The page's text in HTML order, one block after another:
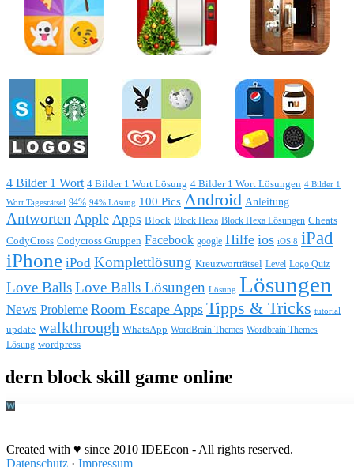
4 Bilder 1 Wort 4 Bilder 1 Wort Lösung 4 Bilder 1 Wort Lösungen 4 Bilder 1
Wort Tagesrätsel 94% 94% Lösung 100 Pics Android Anleitung
Antworten Apple Apps Block Block Hexa Block Hexa Lösungen Cheats
CodyCross Codycross Gruppen Facebook google Hilfe ios iOS 8 iPad
iPhone iPod Komplettlösung Kreuzworträtsel Level Logo Quiz
Love BallsLove Balls Lösungen Lösung Lösungen
News Probleme Room Escape Apps Tipps & Tricks tutorial
update walkthrough WhatsApp WordBrain Themes Wordbrain Themes
Lösung wordpress
Created with ♥ since 2010 IDEEcon - All rights reserved.
Datenschutz · Impressum